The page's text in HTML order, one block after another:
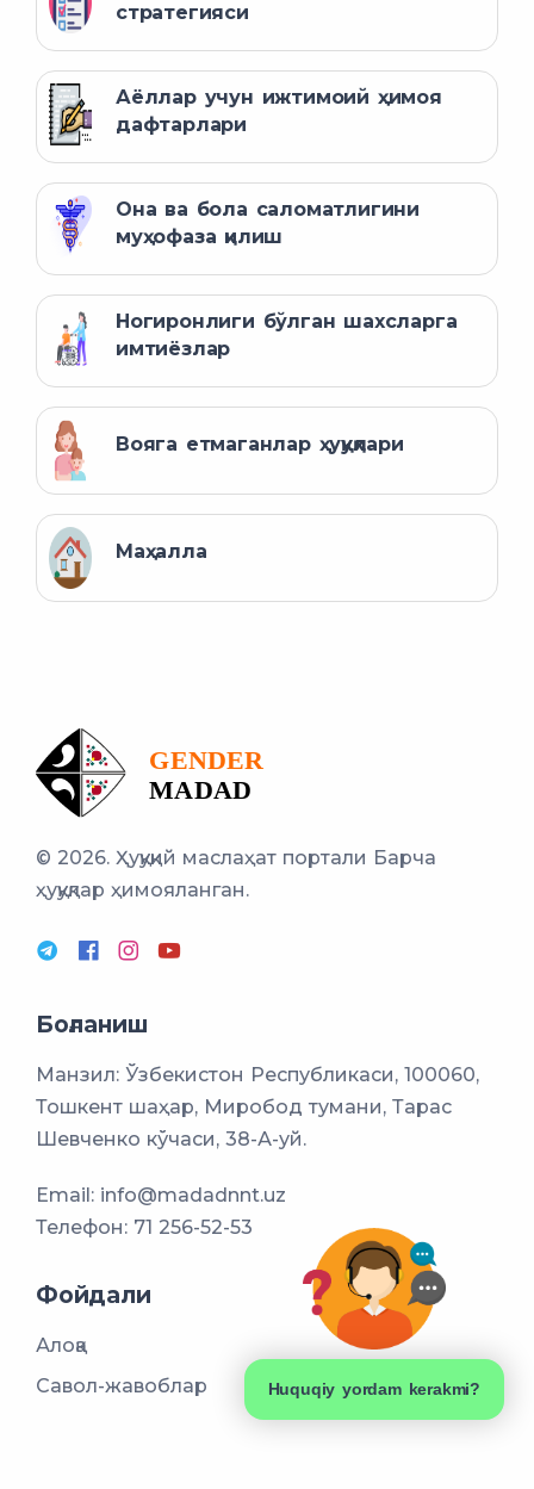
стратегияси
Аёллар учун ижтимоий ҳимоя
дафтарлари
Она ва бола саломатлигини
муҳофаза қилиш
Ногиронлиги бўлган шахсларга
имтиёзлар
Вояга етмаганлар ҳуқуқлари
Маҳалла
© 2026. Ҳуқуқий маслаҳат портали Барча
ҳуқуқлар ҳимояланган.
Боғланиш
Манзил: Ўзбекистон Республикаси, 100060,
Тошкент шаҳар, Миробод тумани, Тарас
Шевченко кўчаси, 38-А-уй.
Email: info@madadnnt.uz
Телефон: 71 256-52-53
Фойдали
Алоқа
Савол-жавоблар
Huquqiy yordam kerakmi?